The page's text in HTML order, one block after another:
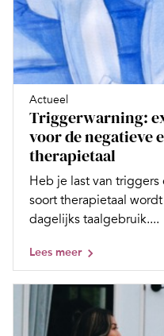
Actueel
Triggerwarning:
voor de negatieve
therapietaal
Heb je last van
soort therapietaal
dagelijks taalgebruik....
Lees meer